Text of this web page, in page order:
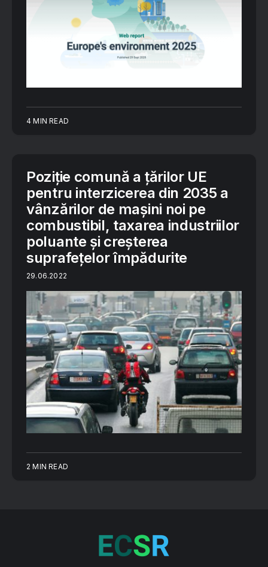
4 MIN READ
Poziție comună a țărilor UE
pentru interzicerea din 2035 a
vânzărilor de mașini noi pe
combustibil, taxarea industriilor
poluante și creșterea
suprafețelor împădurite
29.06.2022
2 MIN READ